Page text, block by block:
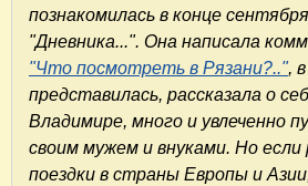
познакомилась в конце
"Дневника...". Она написала
"Что посмотреть в Рязани?..",
представилась, рассказала о
Владимире, много и увлеченно
своим мужем и внуками. Но
поездки в страны Европы и